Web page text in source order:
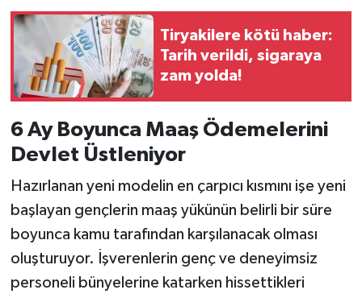
Tiryakilere kötü haber:
Tarih verildi, sigaraya
zam yolda!
6 Ay Boyunca Maaş Ödemelerini
Devlet Üstleniyor
Hazırlanan yeni modelin en çarpıcı kısmını işe yeni
başlayan gençlerin maaş yükünün belirli bir süre
boyunca kamu tarafından karşılanacak olması
oluşturuyor. İşverenlerin genç ve deneyimsiz
personeli bünyelerine katarken hissettikleri